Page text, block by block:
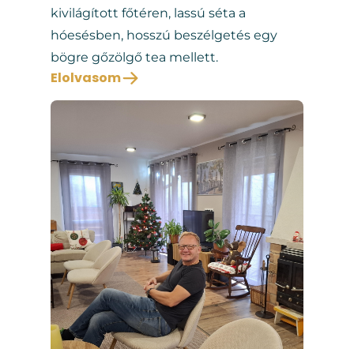
kivilágított főtéren, lassú séta a
hóesésben, hosszú beszélgetés egy
bögre gőzölgő tea mellett.
Elolvasom